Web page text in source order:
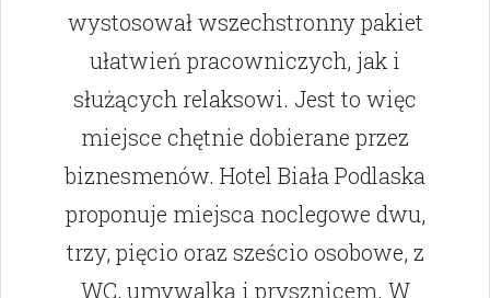
wystosował wszechstronny pakiet
ułatwień pracowniczych, jak i
służących relaksowi. Jest to więc
miejsce chętnie dobierane przez
biznesmenów. Hotel Biała Podlaska
proponuje miejsca noclegowe dwu,
trzy, pięcio oraz sześcio osobowe, z
WC, umywalką i prysznicem. W